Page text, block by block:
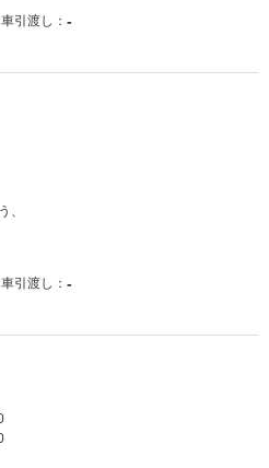
車引渡し： -
、
車引渡し： -